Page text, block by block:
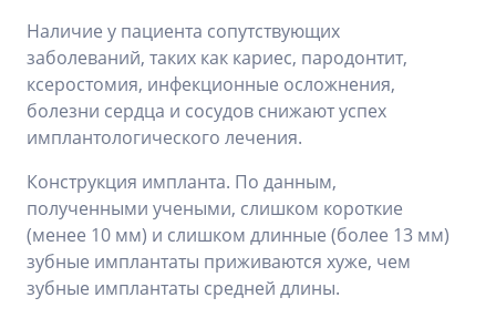
Наличие у пациента сопутствующих
заболеваний, таких как кариес, пародонтит,
ксеростомия, инфекционные осложнения,
болезни сердца и сосудов снижают успех
имплантологического лечения.
Конструкция импланта. По данным,
полученными учеными, слишком короткие
(менее 10 мм) и слишком длинные (более 13 мм)
зубные имплантаты приживаются хуже, чем
зубные имплантаты средней длины.